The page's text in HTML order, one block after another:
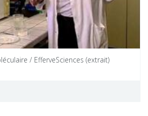
/ EfferveSciences (extrait)